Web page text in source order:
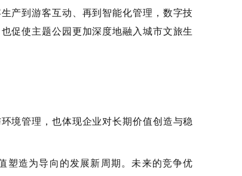
产到游客互动、再到智能化管理，数字技
促使主题公园更加深度地融入城市文旅生
境管理，也体现企业对长期价值创造与稳
塑造为导向的发展新周期。未来的竞争优